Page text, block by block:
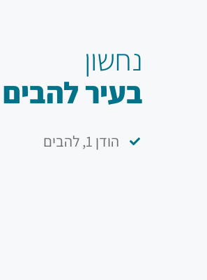
נחשון
בעיר להבים
הודן 1, להבים